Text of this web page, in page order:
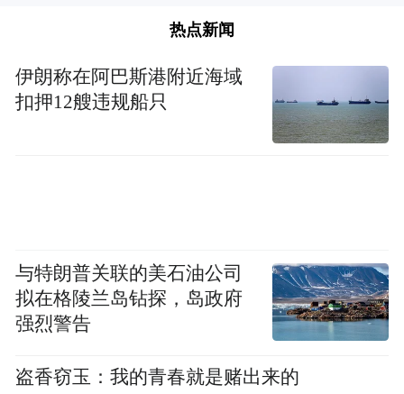
热点新闻
伊朗称在阿巴斯港附近海域
扣押12艘违规船只
与特朗普关联的美石油公司
拟在格陵兰岛钻探，岛政府
强烈警告
盗香窃玉：我的青春就是赌出来的